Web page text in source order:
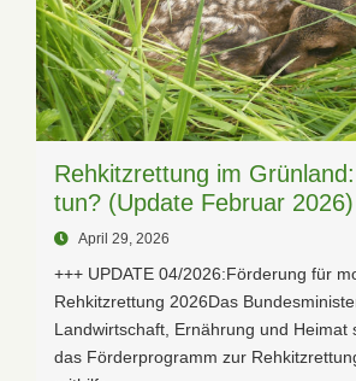
Rehkitzrettung im
tun? (Update Februar 2026)
April 29, 2026
+++ UPDATE 04/2026:Förderung für
Rehkitzrettung 2026Das
Landwirtschaft, Ernährung und Heimat
das Förderprogramm zur